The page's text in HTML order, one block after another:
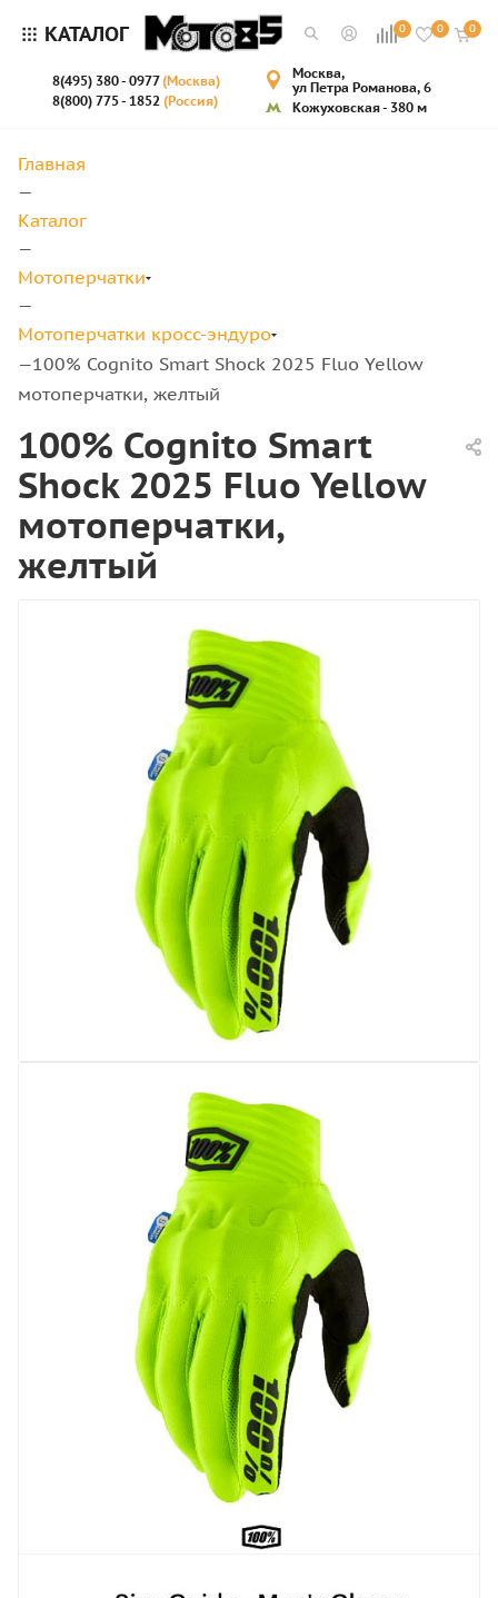
КАТАЛОГ 0 0 0
8(495) 380 - 0977(Москва)
8(800) 775 - 1852 (Россия)
Москва,
ул Петра Романова, 6
Кожуховская - 380 м
Главная
—
Каталог
—
Мотоперчатки
—
Мотоперчатки кросс-эндуро
—100% Cognito Smart Shock 2025 Fluo Yellow
мотоперчатки, желтый
100% Cognito Smart
Shock 2025 Fluo Yellow
мотоперчатки,
желтый